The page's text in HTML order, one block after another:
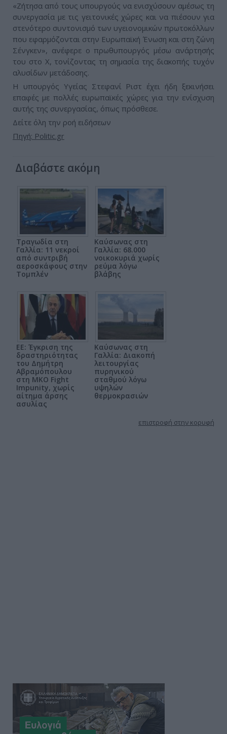
«Ζήτησα από τους υπουργούς να ενισχύσουν αμέσως τη
συνεργασία με τις γειτονικές χώρες και να πιέσουν για
στενότερο συντονισμό των υγειονομικών πρωτοκόλλων
που εφαρμόζονται στην Ευρωπαϊκή Ένωση και στη ζώνη
Σένγκεν», ανέφερε ο πρωθυπουργός μέσω ανάρτησής
του στο Χ, τονίζοντας τη σημασία της διακοπής τυχόν
αλυσίδων μετάδοσης.
Η υπουργός Υγείας Στεφανί Ριστ έχει ήδη ξεκινήσει
επαφές με πολλές ευρωπαϊκές χώρες για την ενίσχυση
αυτής της συνεργασίας, όπως πρόσθεσε.
Δείτε όλη την ροή ειδήσεων
Πηγή: Politic.gr
Διαβάστε ακόμη
Τραγωδία στη
Γαλλία: 11 νεκροί
από συντριβή
αεροσκάφους στην
Τομπλέν
Καύσωνας στη
Γαλλία: 68.000
νοικοκυριά χωρίς
ρεύμα λόγω
βλάβης
ΕΕ: Έγκριση της
δραστηριότητας
του Δημήτρη
Αβραμόπουλου
στη ΜΚΟ Fight
Impunity, χωρίς
αίτημα άρσης
ασυλίας
Καύσωνας στη
Γαλλία: Διακοπή
λειτουργίας
πυρηνικού
σταθμού λόγω
υψηλών
θερμοκρασιών
επιστροφή στην κορυφή